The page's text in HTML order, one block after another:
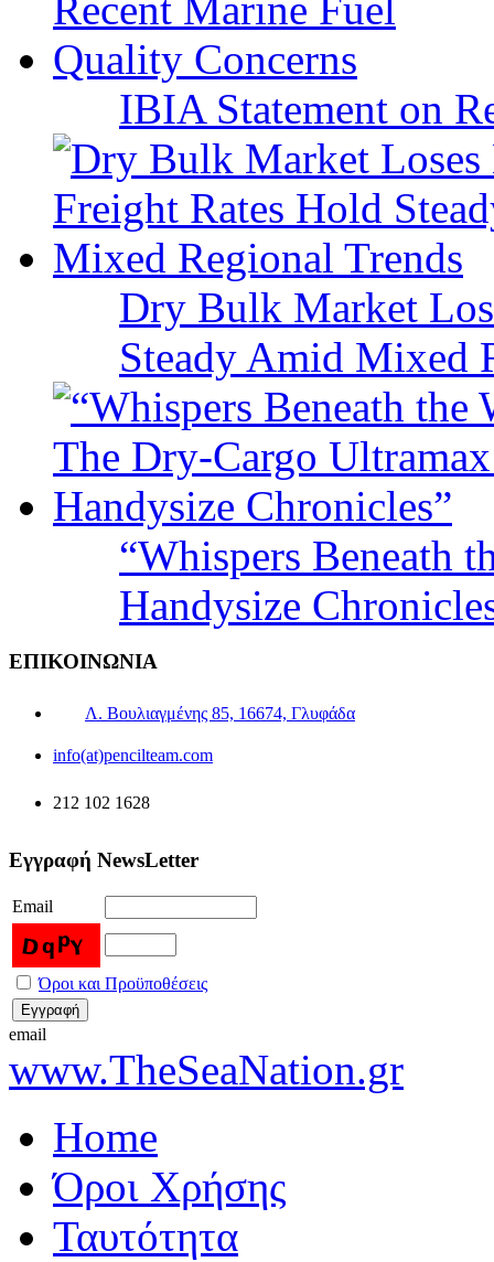
IBIA Statement on
Dry Bulk Market
Steady Amid Mixed
“Whispers Beneath
Handysize
ΕΠΙΚΟΙΝΩΝΙΑ
Λ. Βουλιαγμένης 85, 16674, Γλυφάδα
info(at)pencilteam.com
212 102 1628
Εγγραφή NewsLetter
Email
Όροι και Προϋποθέσεις
email
www.TheSeaNation.gr
Home
Όροι Χρήσης
Ταυτότητα